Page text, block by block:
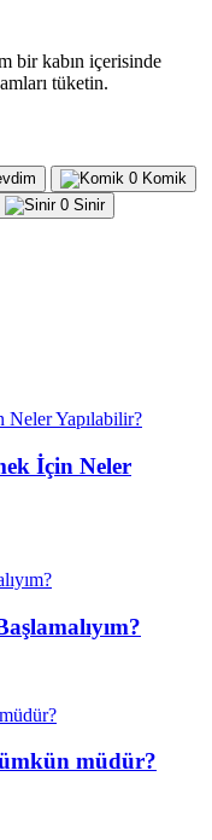
bir kabın içerisinde
tüketin.
0 Komik
0 Sinir
İçin Neler
müdür?